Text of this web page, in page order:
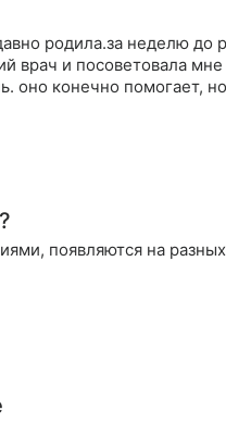
родила.за неделю до
мне пить энторизгель 1ст.
оно конечно помогает,
появляются на